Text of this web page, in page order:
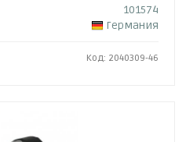
101574
Германия
Код: 2040309-46